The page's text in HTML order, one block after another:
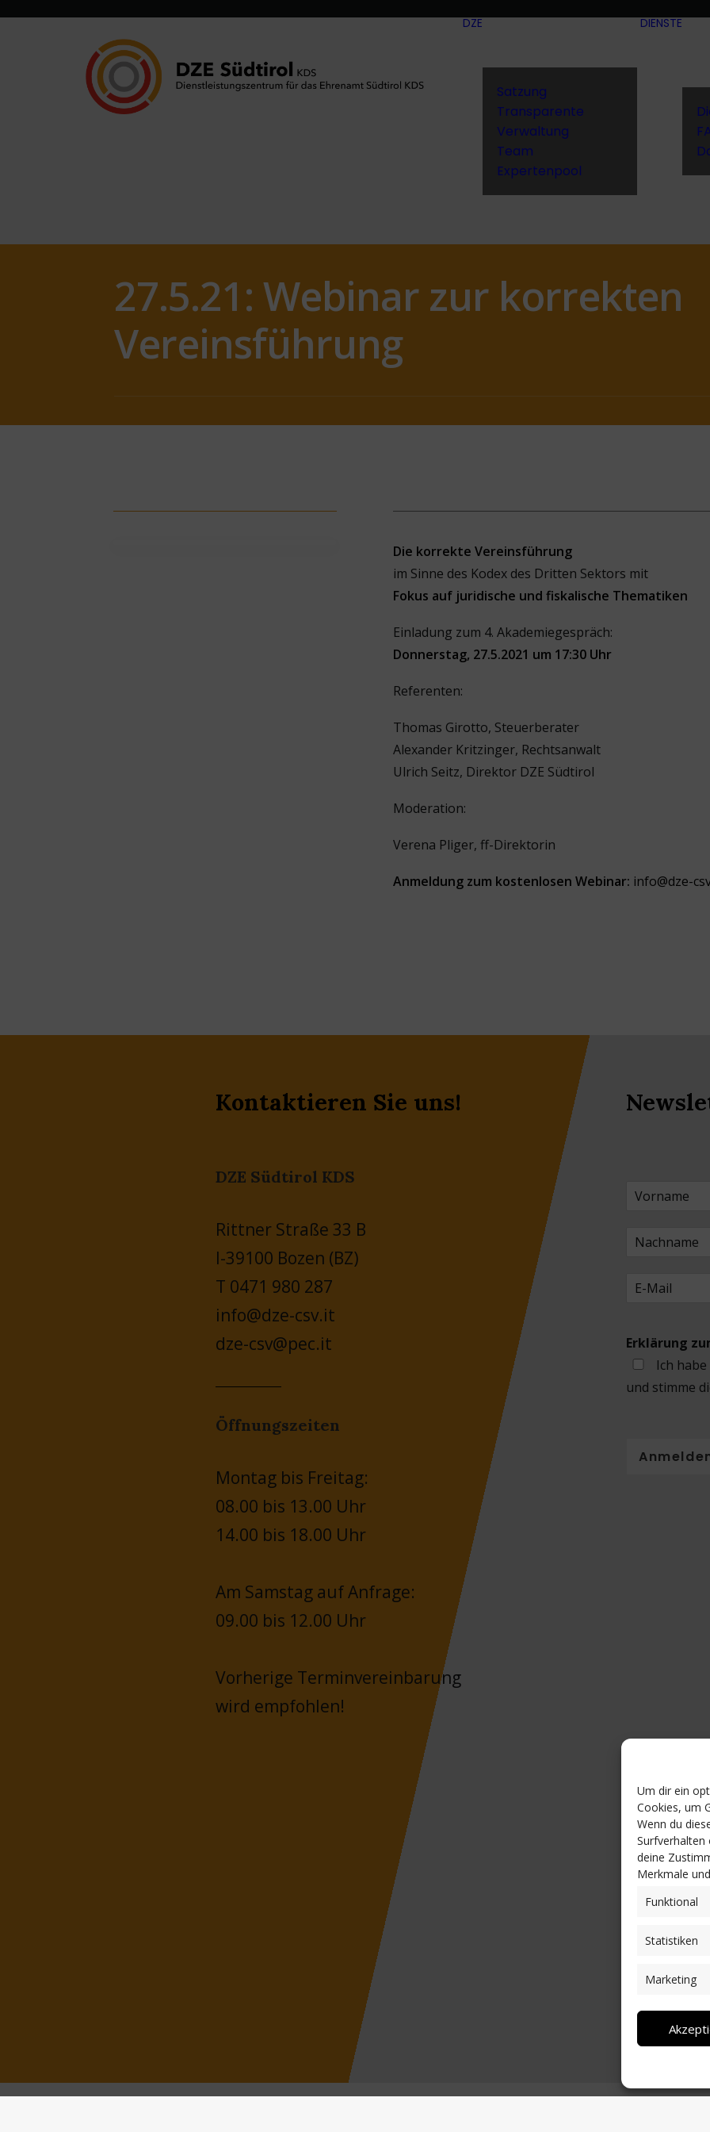
Um dir ein
Cookies, um
Wenn du
Surfverhalten
deine
Merkmale
Funktional
Statistiken
Marketing
DZE
Satzung
Transparente
Verwaltung
Team
Expertenpool
DIENSTE
27.5.21: Webinar zur korrekten
Vereinsführung
Die korrekte Vereinsführung
im Sinne des Kodex des Dritten Sektors mit
Fokus auf juridische und fiskalische Thematiken
Einladung zum 4. Akademiegespräch:
Donnerstag, 27.5.2021 um 17:30 Uhr
Referenten:
Thomas Girotto, Steuerberater
Alexander Kritzinger, Rechtsanwalt
Ulrich Seitz, Direktor DZE Südtirol
Moderation:
Verena Pliger, ff-Direktorin
Anmeldung zum kostenlosen Webinar: info@dze-
Kontaktieren Sie uns!
DZE Südtirol KDS
Rittner Straße 33 B
I-39100 Bozen (BZ)
T 0471 980 287
info@dze-csv.it
dze-csv@pec.it
Öffnungszeiten
Montag bis Freitag:
08.00 bis 13.00 Uhr
14.00 bis 18.00 Uhr
Am Samstag auf Anfrage:
09.00 bis 12.00 Uhr
Vorherige Terminvereinbarung
wird empfohlen!
Erklärung
Ich
und stimme